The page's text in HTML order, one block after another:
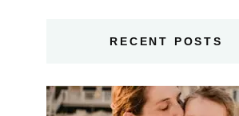
RECENT POSTS